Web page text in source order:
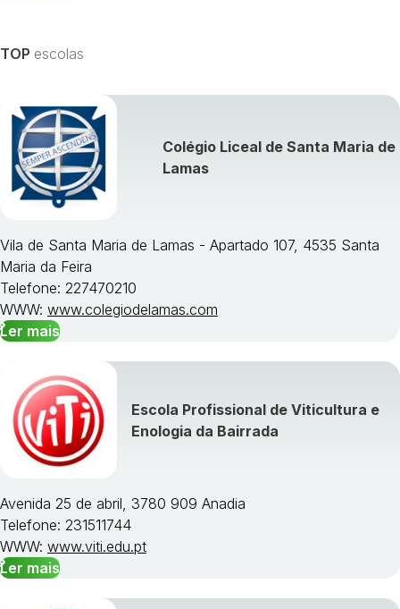
TOP escolas
Colégio Liceal de Santa Maria de
Lamas
Vila de Santa Maria de Lamas - Apartado 107, 4535 Santa
Maria da Feira
Telefone: 227470210
WWW: www.colegiodelamas.com
Ler mais
Escola Profissional de Viticultura e
Enologia da Bairrada
Avenida 25 de abril, 3780 909 Anadia
Telefone: 231511744
WWW: www.viti.edu.pt
Ler mais